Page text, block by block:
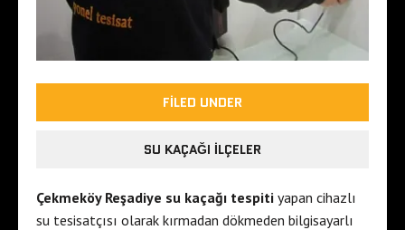
FILED UNDER
SU KAÇAĞI İLÇELER
Çekmeköy Reşadiye su kaçağı tespiti yapan cihazlı
su tesisatçısı olarak kırmadan dökmeden bilgisayarlı